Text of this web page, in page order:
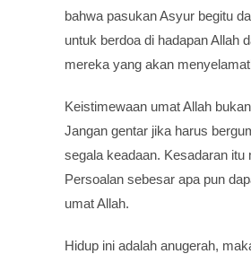
bahwa pasukan Asyur begitu
untuk berdoa di hadapan Allah
mereka yang akan
Keistimewaan umat Allah
Jangan gentar jika harus
segala keadaan. Kesadaran
Persoalan sebesar apa pun
umat Allah.
Hidup ini adalah anugerah,